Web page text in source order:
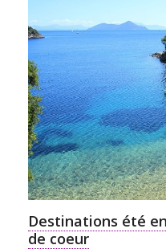
Destinations été
de coeur